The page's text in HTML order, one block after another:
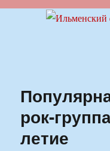
Ильменский
рок-
летие